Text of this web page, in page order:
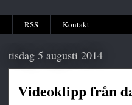
RSS Kontakt
tisdag 5 augusti 2014
Videoklipp från